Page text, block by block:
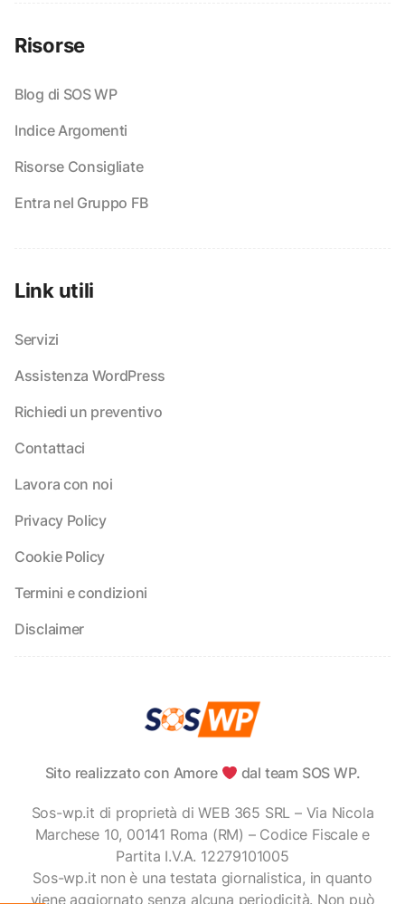
Risorse
Blog di SOS WP
Indice Argomenti
Risorse Consigliate
Entra nel Gruppo FB
Link utili
Servizi
Assistenza WordPress
Richiedi un preventivo
Contattaci
Lavora con noi
Privacy Policy
Cookie Policy
Termini e condizioni
Disclaimer
Sito realizzato con Amore dal team SOS WP.
Sos-wp.it di proprietà di WEB 365 SRL – Via Nicola
Marchese 10, 00141 Roma (RM) – Codice Fiscale e
Partita I.V.A. 12279101005
Sos-wp.it non è una testata giornalistica, in quanto
viene aggiornato senza alcuna periodicità. Non può